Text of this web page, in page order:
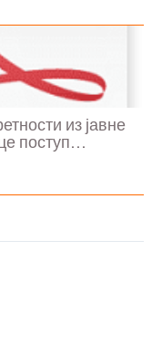
из јавне
поступ...